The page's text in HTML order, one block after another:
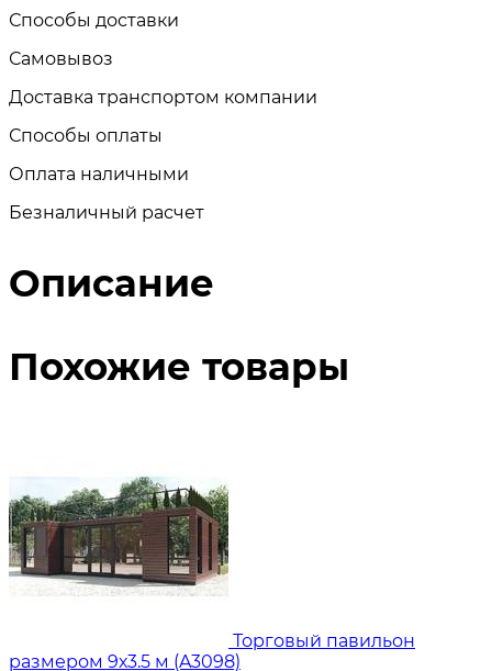
Способы доставки
Самовывоз
Доставка транспортом компании
Способы оплаты
Оплата наличными
Безналичный расчет
Описание
Похожие товары
Торговый павильон
размером 9х3.5 м (A3098)